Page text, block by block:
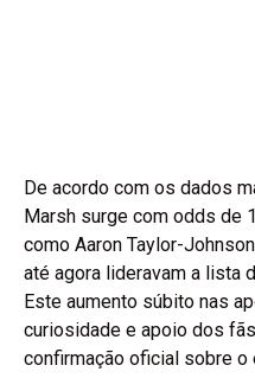
De acordo com os dados
Marsh surge com odds de
como Aaron Taylor-
até agora lideravam a lista
Este aumento súbito nas
curiosidade e apoio dos
confirmação oficial sobre o